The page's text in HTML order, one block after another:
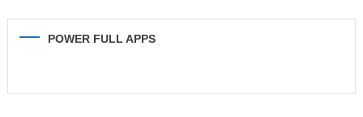
POWER FULL APPS